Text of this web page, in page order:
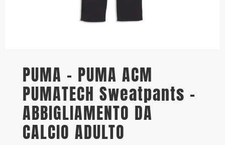
PUMA – PUMA ACM
PUMATECH Sweatpants –
ABBIGLIAMENTO DA
CALCIO ADULTO